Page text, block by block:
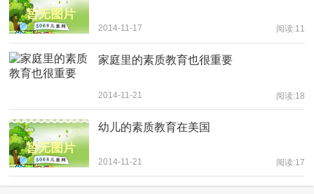
2014-11-17 阅读:11
家庭里的素质教育也很重要
2014-11-21 阅读:18
幼儿的素质教育在美国
2014-11-21 阅读:17